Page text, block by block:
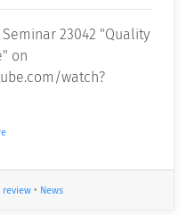
23042 "Quality
on
watch?
review • News